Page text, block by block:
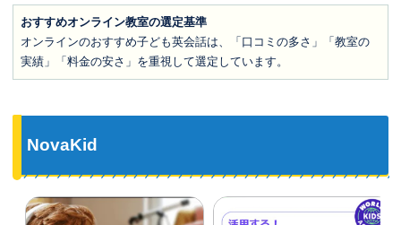
おすすめオンライン教室の選定基準
オンラインのおすすめ子ども英会話は、「口コミの多さ」「教室の
実績」「料金の安さ」を重視して選定しています。
NovaKid